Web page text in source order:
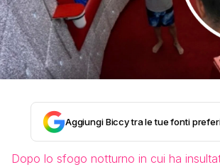
Aggiungi Biccy tra le tue fonti
Dopo lo sfogo notturno in cui ha